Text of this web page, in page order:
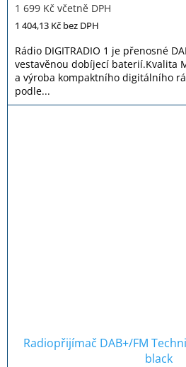
produktu
je
z
5
hvězdiček.
1 699 Kč včetně DPH
1 404,13 Kč bez DPH
Rádio DIGITRADIO 1 je přenosné
vestavěnou dobíjecí baterií.Kvalita
a výroba kompaktního digitálního
podle...
Radiopřijímač DAB+/FM
black